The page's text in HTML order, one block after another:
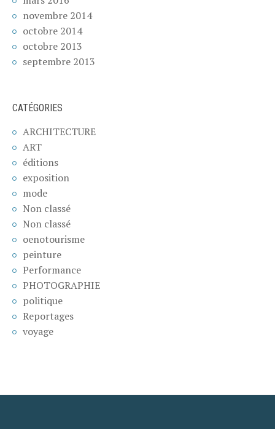
novembre 2014
octobre 2014
octobre 2013
septembre 2013
CATÉGORIES
ARCHITECTURE
ART
éditions
exposition
mode
Non classé
Non classé
oenotourisme
peinture
Performance
PHOTOGRAPHIE
politique
Reportages
voyage